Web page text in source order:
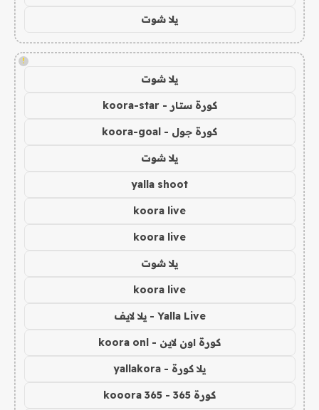
يلا شوت
!
يلا شوت
كورة ستار - koora-star
كورة جول - koora-goal
يلا شوت
yalla shoot
koora live
koora live
يلا شوت
koora live
Yalla Live - يلا لايف
كورة اون لاين - koora onl
يلا كورة - yallakora
كورة 365 - kooora 365